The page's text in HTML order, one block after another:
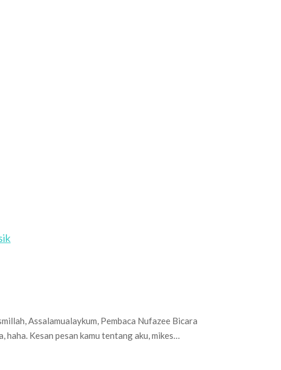
– Para freelancer dan content creator mungkin
untuk daftar KaryaKarsa. Platform ini…
Assalamualaykum, Pembaca Nufazee Bicara
Kesan pesan kamu tentang aku, mikes…